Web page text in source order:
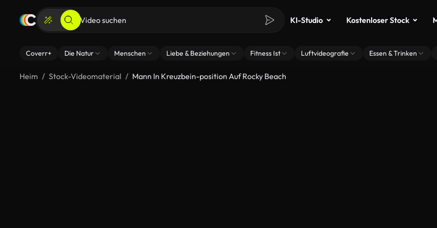
KI-Studio Kostenloser Stock
Coverr+ Die Natur Menschen Liebe & Beziehungen Fitness Ist Luftvideografie Essen & Trinken
Heim Stock-Videomaterial Mann In Kreuzbein-position Auf Rocky Beach